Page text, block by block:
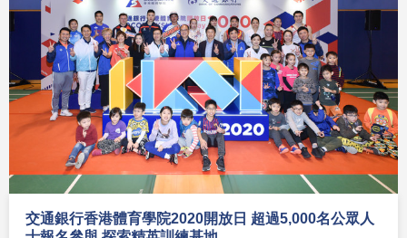
交通銀行香港體育學院2020開放日 超過5,000名公眾人